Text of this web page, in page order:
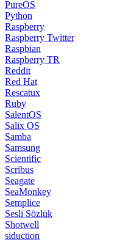
PureOS
Python
Raspberry
Raspberry Twitter
Raspbian
Raspberry TR
Reddit
Red Hat
Rescatux
Ruby
SalentOS
Salix OS
Samba
Samsung
Scientific
Scribus
Seagate
SeaMonkey
Semplice
Sesli Sözlük
Shotwell
siduction